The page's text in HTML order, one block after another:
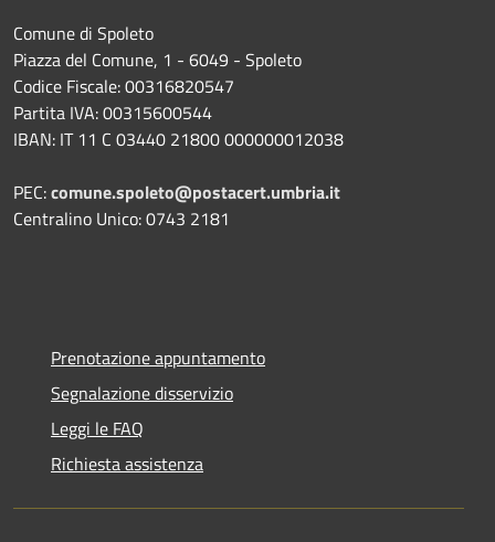
Comune di Spoleto
Piazza del Comune, 1 - 6049 - Spoleto
Codice Fiscale: 00316820547
Partita IVA: 00315600544
IBAN: IT 11 C 03440 21800 000000012038
PEC:comune.spoleto@postacert.umbria.it
Centralino Unico: 0743 2181
Prenotazione appuntamento
Segnalazione disservizio
Leggi le FAQ
Richiesta assistenza